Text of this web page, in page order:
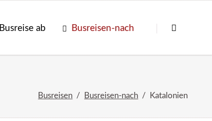
überspringen
Busreise ab Busreisen-nach
Busreisen Busreisen-nach Katalonien